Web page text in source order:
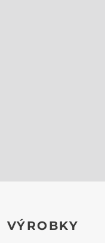
VÝROBKY